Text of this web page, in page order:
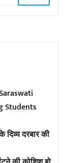
Students
दरबार की